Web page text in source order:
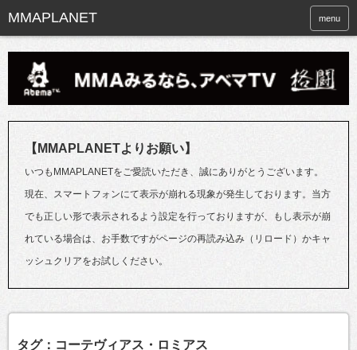
menu
【MMAPLANETよりお願い】
いつもMMAPLANETをご愛読いただき、誠にありがとうございます。
現在、スマートフォンにて表示が崩れる現象が発生しております。当方
でも正しい形で表示されるよう設定を行っておりますが、もし表示が崩
れている場合は、お手数ですがページの再読み込み（リロード）かキャ
ッシュクリアをお試しください。
タグ：コーテヴィアス・ロミアス